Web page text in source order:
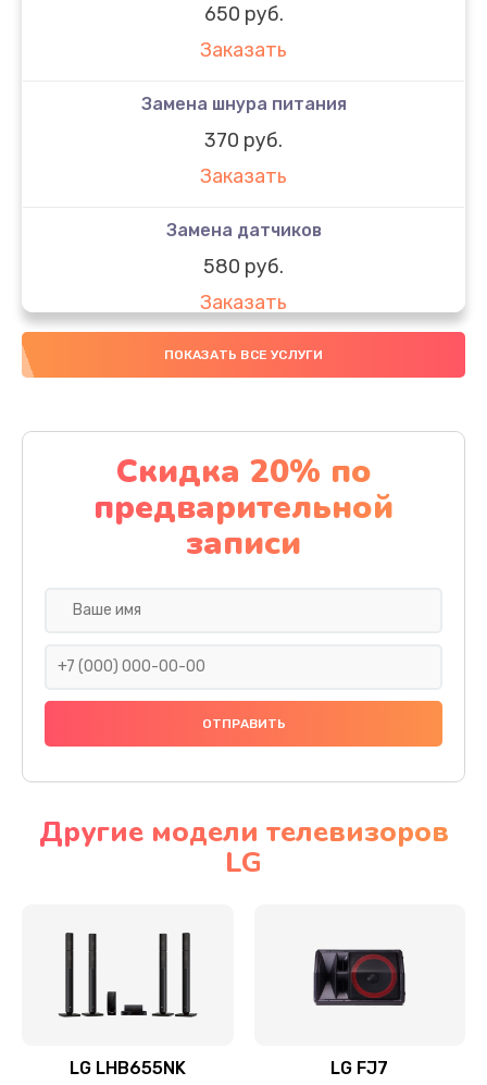
650 руб.
Заказать
Замена шнура питания
370 руб.
Заказать
Замена датчиков
580 руб.
Заказать
Комплексная чистка
Заказать
Замена дисплея (экрана)
2000 руб.
Заказать
Ремонт платы электроники
Прошивка
Ремонт механики привода
Ремонт / замена кнопок, клавиш, индикаторов,
ПОКАЗАТЬ ВСЕ УСЛУГИ
Скидка 20% по
предварительной
записи
Другие модели телевизоров
LG
LG LHB655NK LG FJ7